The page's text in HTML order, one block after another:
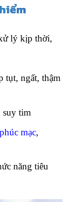
lý kịp thời,
tụt, ngất, thậm
suy tim
mạc,
năng tiêu